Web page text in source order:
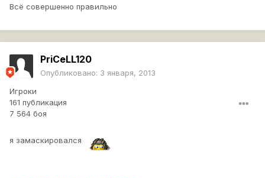
Всё совершенно правильно
PriCeLL120
Опубликовано: 3 января, 2013
Игроки
161 публикация
7 564 боя
я замаскировался